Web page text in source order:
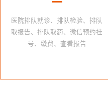
医院排队就诊、排队检验、排队
取报告、排队取药、微信预约挂
号、缴费、查看报告